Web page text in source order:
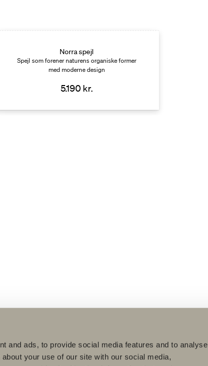
and ads, to provide social media features and to analyse
your use of our site with our social media,
Norra spejl
Spejl som forener naturens organiske former
med moderne design
5.190 kr.